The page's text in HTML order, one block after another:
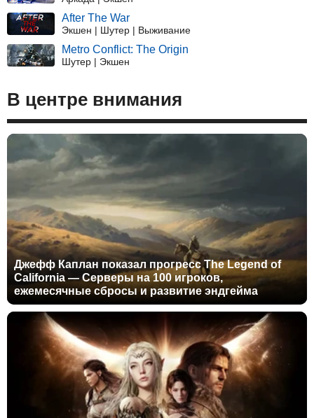
After The War
Экшен | Шутер | Выживание
Metro Conflict: The Origin
Шутер | Экшен
В центре внимания
Джефф Каплан показал прогресс The Legend of
California — Серверы на 100 игроков,
ежемесячные сбросы и развитие эндгейма